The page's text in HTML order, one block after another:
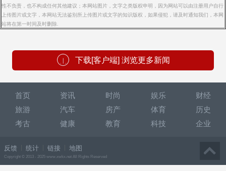
性不负责，也不构成任何其他建议；本网站图片，文字之类版权申明，因为网站可以由注册用户自行
上传图片或文字，本网站无法鉴别所上传图片或文字的知识版权，如果侵犯，请及时通知我们，本网
站将在第一时间及时删除.
下载[客户端] 浏览更多新闻
首页 资讯 时尚 娱乐
财经
旅游
汽车 房产 体育
历史
考古
健康 教育 科技 企业
反馈 统计 链接 地图
Copyright © 2013 - 2025 www.xwkx.net All Rights Reserved